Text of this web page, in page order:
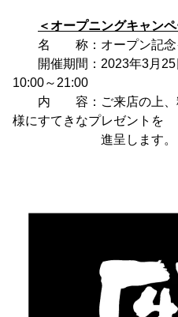
＜オープニングキャン
名 称：オープン記念イ
開催期間：2023年3月25
10:00～21:00
内 容：ご来店の上、料
様にすてきなプレゼントを
進呈します。